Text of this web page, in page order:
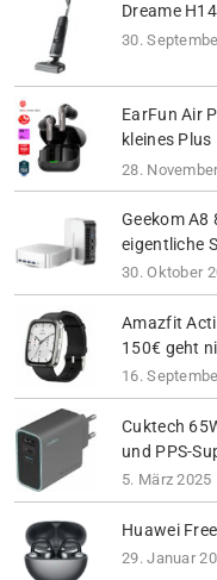
Dreame
30.
EarFun Air
kleines Plus
28.
Geekom A8
eigentliche
30. Oktober
Amazfit
150€ geht
16.
Cuktech
und PPS-
5. März 2025
Huawei
29. Januar